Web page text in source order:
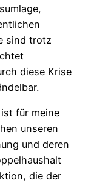
sind trotz
diese Krise
für meine
unseren
und deren
die der